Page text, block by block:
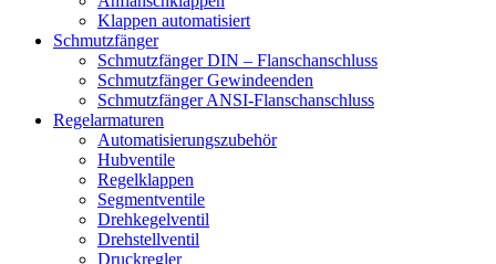
Klappen automatisiert
Schmutzfänger
Schmutzfänger DIN – Flanschanschluss
Schmutzfänger Gewindeenden
Schmutzfänger ANSI-Flanschanschluss
Regelarmaturen
Automatisierungszubehör
Hubventile
Regelklappen
Segmentventile
Drehkegelventil
Drehstellventil
Druckregler